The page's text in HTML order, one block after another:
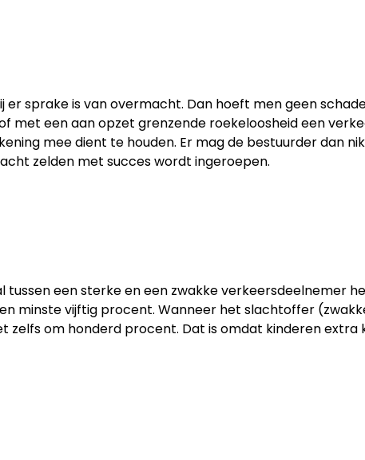
er sprake is van overmacht. Dan hoeft men geen
met een aan opzet grenzende roekeloosheid een
mee dient te houden. Er mag de bestuurder dan
zelden met succes wordt ingeroepen.
tussen een sterke en een zwakke verkeersdeelnemer
minste vijftig procent. Wanneer het slachtoffer
zelfs om honderd procent. Dat is omdat kinderen extra